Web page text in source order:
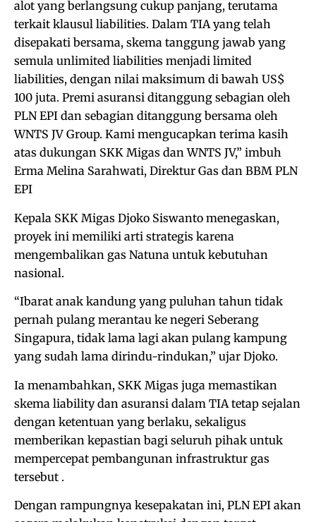
alot yang berlangsung cukup panjang, terutama
terkait klausul liabilities. Dalam TIA yang telah
disepakati bersama, skema tanggung jawab yang
semula unlimited liabilities menjadi limited
liabilities, dengan nilai maksimum di bawah US$
100 juta. Premi asuransi ditanggung sebagian oleh
PLN EPI dan sebagian ditanggung bersama oleh
WNTS JV Group. Kami mengucapkan terima kasih
atas dukungan SKK Migas dan WNTS JV,” imbuh
Erma Melina Sarahwati, Direktur Gas dan BBM PLN
EPI
Kepala SKK Migas Djoko Siswanto menegaskan,
proyek ini memiliki arti strategis karena
mengembalikan gas Natuna untuk kebutuhan
nasional.
“Ibarat anak kandung yang puluhan tahun tidak
pernah pulang merantau ke negeri Seberang
Singapura, tidak lama lagi akan pulang kampung
yang sudah lama dirindu-rindukan,” ujar Djoko.
Ia menambahkan, SKK Migas juga memastikan
skema liability dan asuransi dalam TIA tetap sejalan
dengan ketentuan yang berlaku, sekaligus
memberikan kepastian bagi seluruh pihak untuk
mempercepat pembangunan infrastruktur gas
tersebut .
Dengan rampungnya kesepakatan ini, PLN EPI akan